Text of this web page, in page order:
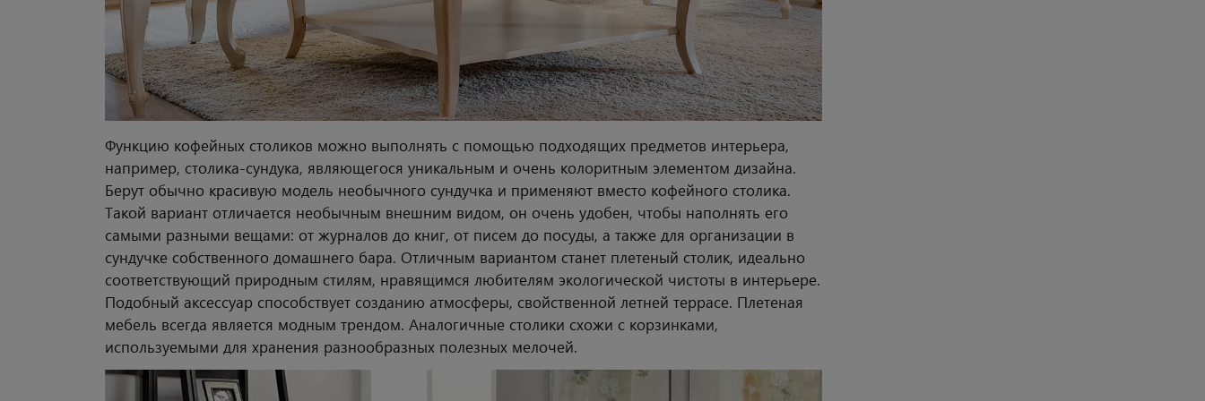
Функцию кофейных столиков можно выполнять с помощью подходящих предметов интерьера,
например, столика-сундука, являющегося уникальным и очень колоритным элементом дизайна.
Берут обычно красивую модель необычного сундучка и применяют вместо кофейного столика.
Такой вариант отличается необычным внешним видом, он очень удобен, чтобы наполнять его
самыми разными вещами: от журналов до книг, от писем до посуды, а также для организации в
сундучке собственного домашнего бара. Отличным вариантом станет плетеный столик, идеально
соответствующий природным стилям, нравящимся любителям экологической чистоты в интерьере.
Подобный аксессуар способствует созданию атмосферы, свойственной летней террасе. Плетеная
мебель всегда является модным трендом. Аналогичные столики схожи с корзинками,
используемыми для хранения разнообразных полезных мелочей.